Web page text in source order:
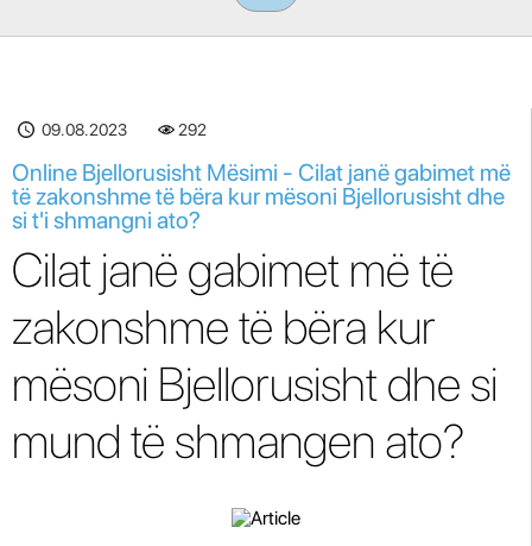
09.08.2023 292
Online Bjellorusisht Mësimi - Cilat janë gabimet më
të zakonshme të bëra kur mësoni Bjellorusisht dhe
si t'i shmangni ato?
Cilat janë gabimet më të
zakonshme të bëra kur
mësoni Bjellorusisht dhe si
mund të shmangen ato?